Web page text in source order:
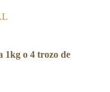
o 4 trozo de